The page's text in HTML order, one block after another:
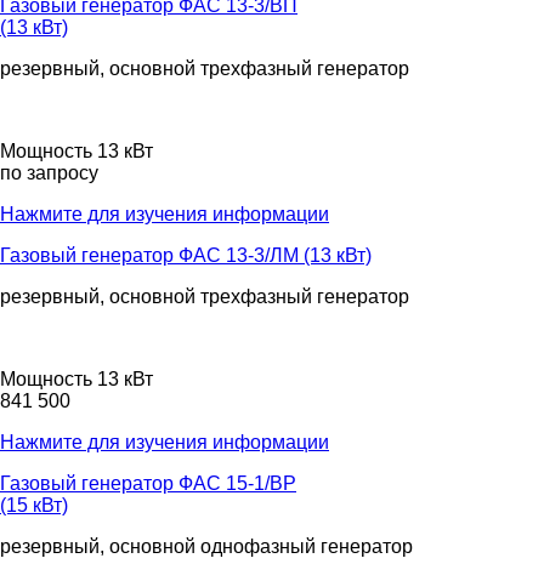
Газовый генератор ФАС 13-3/ВП
(13 кВт)
резервный, основной трехфазный генератор
Мощность 13 кВт
по запросу
Нажмите для изучения информации
Газовый генератор ФАС 13-3/ЛМ (13 кВт)
резервный, основной трехфазный генератор
Мощность 13 кВт
841 500
Нажмите для изучения информации
Газовый генератор ФАС 15-1/ВР
(15 кВт)
резервный, основной однофазный генератор